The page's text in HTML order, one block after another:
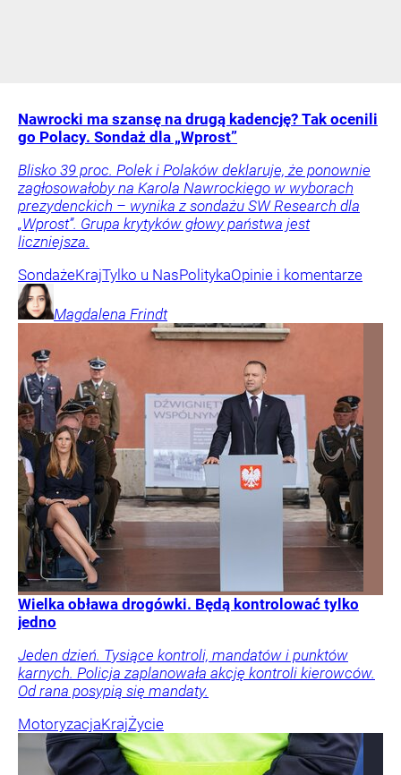
Nawrocki ma szansę na drugą kadencję? Tak ocenili
go Polacy. Sondaż dla „Wprost”
Blisko 39 proc. Polek i Polaków deklaruje, że ponownie
zagłosowałoby na Karola Nawrockiego w wyborach
prezydenckich – wynika z sondażu SW Research dla
„Wprost”. Grupa krytyków głowy państwa jest
liczniejsza.
SondażeKrajTylko u NasPolitykaOpinie i komentarze
Magdalena Frindt
Wielka obława drogówki. Będą kontrolować tylko
jedno
Jeden dzień. Tysiące kontroli, mandatów i punktów
karnych. Policja zaplanowała akcję kontroli kierowców.
Od rana posypią się mandaty.
MotoryzacjaKrajŻycie